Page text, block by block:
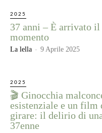
2025
37 anni – È arrivato il
momento
La lella - 9 Aprile 2025
2025
🎬 Ginocchia
esistenziale e un film
girare: il delirio di
37enne